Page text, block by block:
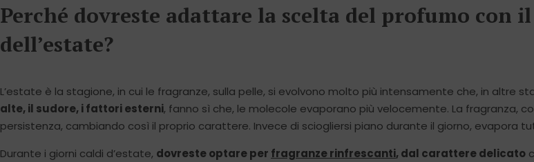
Perché dovreste adattare la scelta del profumo con
dell’estate?
L’estate è la stagione, in cui le fragranze, sulla pelle, si evolvono molto più intensamente che, in altre
alte, il sudore, i fattori esterni, fanno sì che, le molecole evaporano più velocemente. La fragranza,
persistenza, cambiando così il proprio carattere. Invece di sciogliersi piano durante il giorno, evapora
Durante i giorni caldi d’estate, dovreste optare per fragranze rinfrescanti, dal carattere delicato